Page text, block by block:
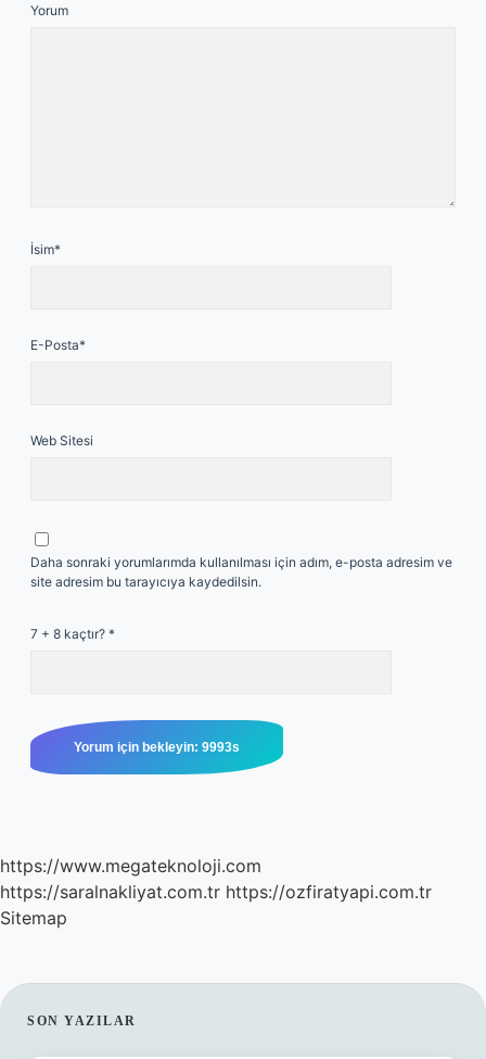
Yorum
İsim*
E-Posta*
Web Sitesi
Daha sonraki yorumlarımda kullanılması için adım, e-posta adresim ve
site adresim bu tarayıcıya kaydedilsin.
7 + 8 kaçtır? *
https://www.megateknoloji.com
https://saralnakliyat.com.tr https://ozfiratyapi.com.tr
Sitemap
SIDEBAR
SON YAZILAR